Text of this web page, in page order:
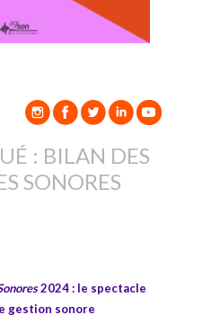
: BILAN DES
SONORES
2024 : le spectacle
gestion sonore